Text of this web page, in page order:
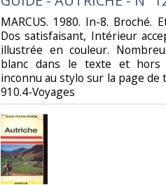
‎MARCUS. 1980. In-8. Broché.
Dos satisfaisant, Intérieur
illustrée en couleur.
blanc dans le texte et hors
inconnu au stylo sur la page de
910.4-Voyages‎